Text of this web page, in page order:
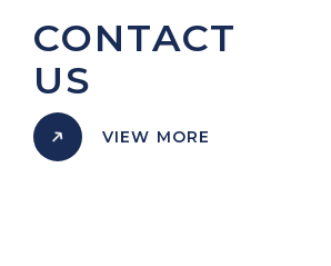
CONTACT
US
VIEW MORE